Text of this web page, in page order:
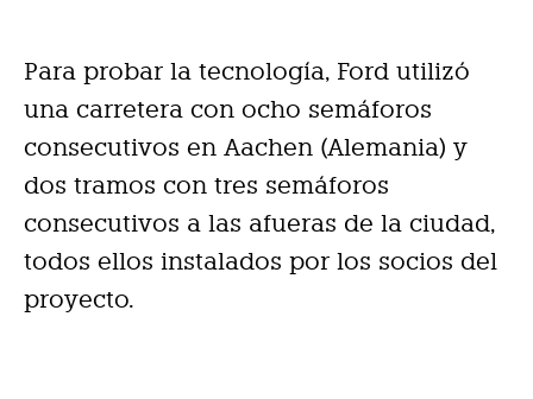
Para probar la tecnología, Ford utilizó
una carretera con ocho semáforos
consecutivos en Aachen (Alemania) y
dos tramos con tres semáforos
consecutivos a las afueras de la ciudad,
todos ellos instalados por los socios del
proyecto.